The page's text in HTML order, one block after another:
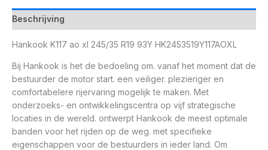
Beschrijving
Hankook K117 ao xl 245/35 R19 93Y HK2453519Y117AOXL
Bij Hankook is het de bedoeling om. vanaf het moment dat de
bestuurder de motor start. een veiliger. plezieriger en
comfortabelere rijervaring mogelijk te maken. Met
onderzoeks- en ontwikkelingscentra op vijf strategische
locaties in de wereld. ontwerpt Hankook de meest optimale
banden voor het rijden op de weg. met specifieke
eigenschappen voor de bestuurders in ieder land. Om